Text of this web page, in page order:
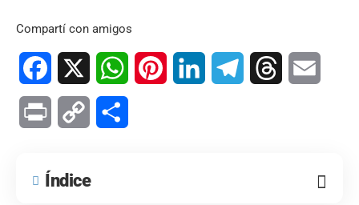
Compartí con amigos
Facebook WhatsAppPinterest LinkedIn TelegramThreads
Print Copy
Índice